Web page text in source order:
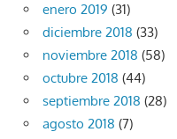
enero 2019 (31)
diciembre 2018 (33)
noviembre 2018 (58)
octubre 2018 (44)
septiembre 2018 (28)
agosto 2018 (7)